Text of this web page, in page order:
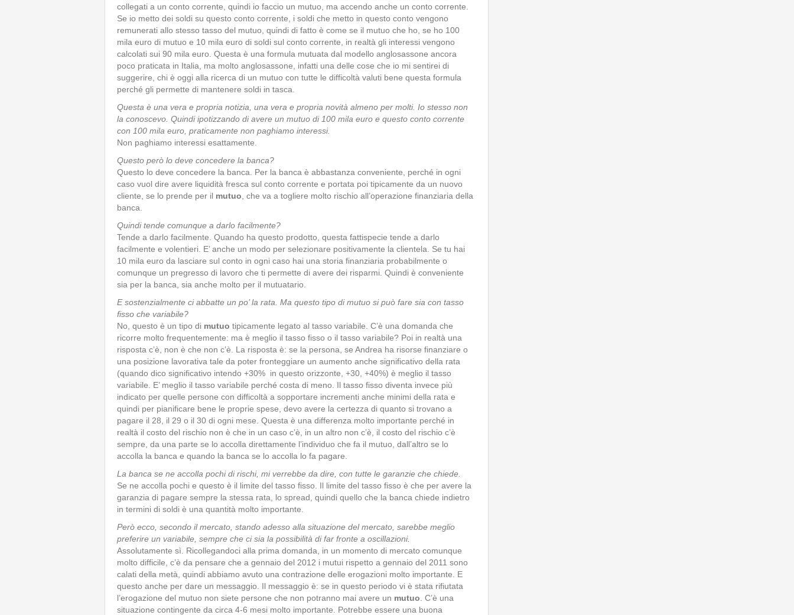
collegati a un conto corrente, quindi io faccio un mutuo, ma accendo anche un conto corrente.
Se io metto dei soldi su questo conto corrente, i soldi che metto in questo conto vengono
remunerati allo stesso tasso del mutuo, quindi di fatto è come se il mutuo che ho, se ho 100
mila euro di mutuo e 10 mila euro di soldi sul conto corrente, in realtà gli interessi vengono
calcolati sui 90 mila euro. Questa è una formula mutuata dal modello anglosassone ancora
poco praticata in Italia, ma molto anglosassone, infatti una delle cose che io mi sentirei di
suggerire, chi è oggi alla ricerca di un mutuo con tutte le difficoltà valuti bene questa formula
perché gli permette di mantenere soldi in tasca.
Questa è una vera e propria notizia, una vera e propria novità almeno per molti. Io stesso non
la conoscevo. Quindi ipotizzando di avere un mutuo di 100 mila euro e questo conto corrente
con 100 mila euro, praticamente non paghiamo interessi.
Non paghiamo interessi esattamente.
Questo però lo deve concedere la banca?
Questo lo deve concedere la banca. Per la banca è abbastanza conveniente, perché in ogni
caso vuol dire avere liquidità fresca sul conto corrente e portata poi tipicamente da un nuovo
cliente, se lo prende per il mutuo , che va a togliere molto rischio all’operazione finanziaria della
banca.
Quindi tende comunque a darlo facilmente?
Tende a darlo facilmente. Quando ha questo prodotto, questa fattispecie tende a darlo
facilmente e volentieri. E’ anche un modo per selezionare positivamente la clientela. Se tu hai
10 mila euro da lasciare sul conto in ogni caso hai una storia finanziaria probabilmente o
comunque un pregresso di lavoro che ti permette di avere dei risparmi. Quindi è conveniente
sia per la banca, sia anche molto per il mutuatario.
E sostenzialmente ci abbatte un po’ la rata. Ma questo tipo di mutuo si può fare sia con tasso
fisso che variabile?
No, questo è un tipo di mutuo tipicamente legato al tasso variabile. C’è una domanda che
ricorre molto frequentemente: ma è meglio il tasso fisso o il tasso variabile? Poi in realtà una
risposta c’è, non è che non c’è. La risposta è: se la persona, se Andrea ha risorse finanziare o
una posizione lavorativa tale da poter fronteggiare un aumento anche significativo della rata
(quando dico significativo intendo +30% in questo orizzonte, +30, +40%) è meglio il tasso
variabile. E’ meglio il tasso variabile perché costa di meno. Il tasso fisso diventa invece più
indicato per quelle persone con difficoltà a sopportare incrementi anche minimi della rata e
quindi per pianificare bene le proprie spese, devo avere la certezza di quanto si trovano a
pagare il 28, il 29 o il 30 di ogni mese. Questa è una differenza molto importante perché in
realtà il costo del rischio non è che in un caso c’è, in un altro non c’è, il costo del rischio c’è
sempre, da una parte se lo accolla direttamente l’individuo che fa il mutuo, dall’altro se lo
accolla la banca e quando la banca se lo accolla lo fa pagare.
La banca se ne accolla pochi di rischi, mi verrebbe da dire, con tutte le garanzie che chiede.
Se ne accolla pochi e questo è il limite del tasso fisso. Il limite del tasso fisso è che per avere la
garanzia di pagare sempre la stessa rata, lo spread, quindi quello che la banca chiede indietro
in termini di soldi è una quantità molto importante.
Però ecco, secondo il mercato, stando adesso alla situazione del mercato, sarebbe meglio
preferire un variabile, sempre che ci sia la possibilità di far fronte a oscillazioni.
Assolutamente sì. Ricollegandoci alla prima domanda, in un momento di mercato comunque
molto difficile, c’è da pensare che a gennaio del 2012 i mutui rispetto a gennaio del 2011 sono
calati della metà, quindi abbiamo avuto una contrazione delle erogazioni molto importante. E
questo anche per dare un messaggio. Il messaggio è: se in questo periodo vi è stata rifiutata
l’erogazione del mutuo non siete persone che non potranno mai avere un mutuo . C’è una
situazione contingente da circa 4-6 mesi molto importante. Potrebbe essere una buona